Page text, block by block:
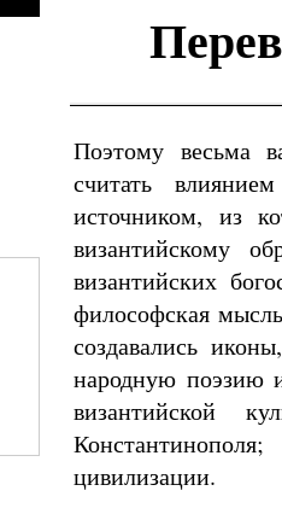
Поэтому весьма
считать
источником, из
византийскому
византийских
философская
создавались
народную поэзию
византийской
цивилизации.